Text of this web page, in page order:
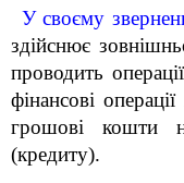
У своєму
здійснює
проводить
фінансові
грошові кошти
(кредиту).